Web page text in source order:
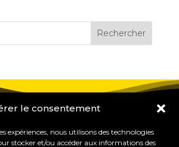
le consentement
expériences, nous utilisons des technologies
stocker et/ou accéder aux informations des